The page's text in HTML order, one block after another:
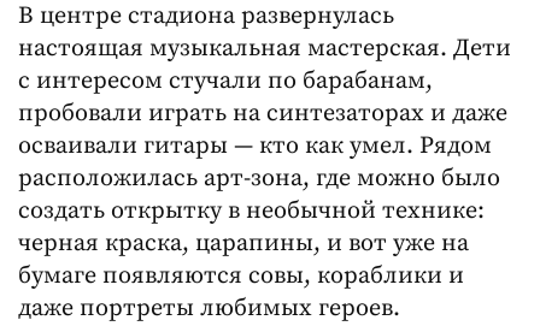
В центре стадиона развернулась
настоящая музыкальная мастерская. Дети
с интересом стучали по барабанам,
пробовали играть на синтезаторах и даже
осваивали гитары — кто как умел. Рядом
расположилась арт-зона, где можно было
создать открытку в необычной технике:
черная краска, царапины, и вот уже на
бумаге появляются совы, кораблики и
даже портреты любимых героев.